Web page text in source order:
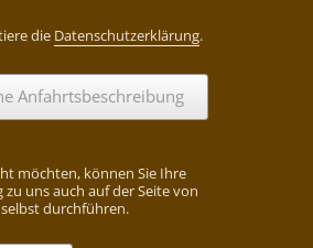
die Datenschutzerklärung.
Anfahrtsbeschreibung
möchten, können Sie Ihre
uns auch auf der Seite von
selbst durchführen.